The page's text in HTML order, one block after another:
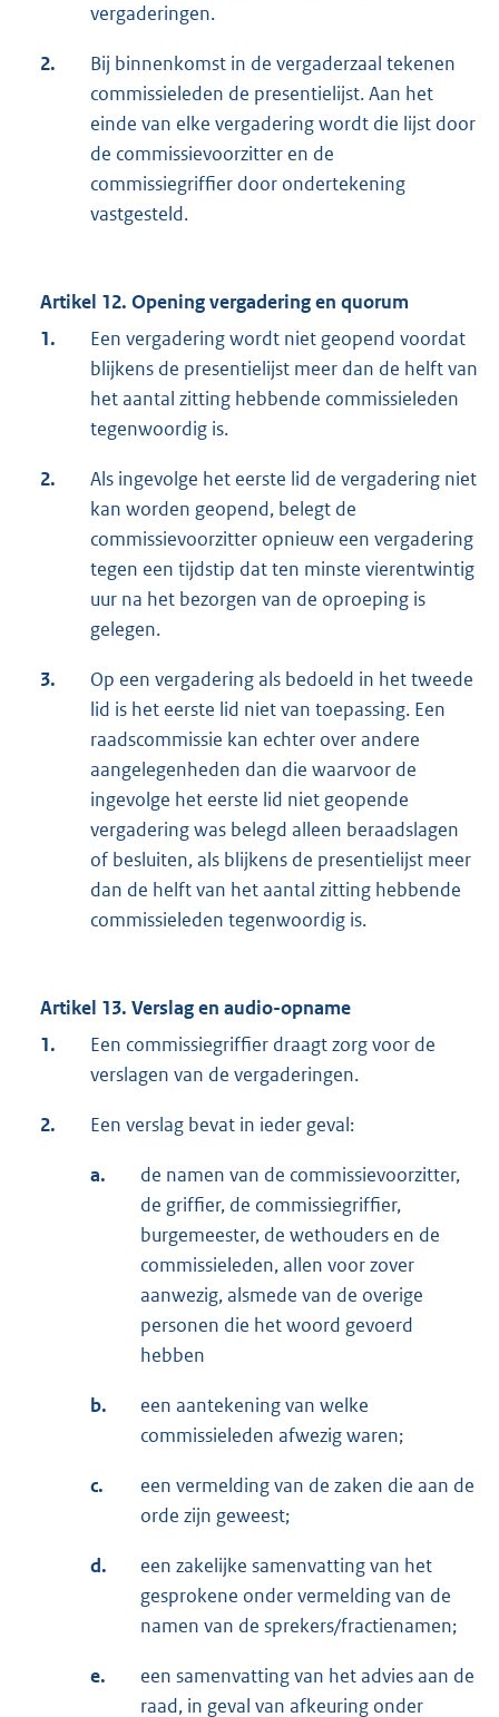
vergaderingen.
2.
Bij binnenkomst in de vergaderzaal tekenen
commissieleden de presentielijst. Aan het
einde van elke vergadering wordt die lijst door
de commissievoorzitter en de
commissiegriffier door ondertekening
vastgesteld.
Artikel 12. Opening vergadering en quorum
1.
Een vergadering wordt niet geopend voordat
blijkens de presentielijst meer dan de helft van
het aantal zitting hebbende commissieleden
tegenwoordig is.
2.
Als ingevolge het eerste lid de vergadering niet
kan worden geopend, belegt de
commissievoorzitter opnieuw een vergadering
tegen een tijdstip dat ten minste vierentwintig
uur na het bezorgen van de oproeping is
gelegen.
3.
Op een vergadering als bedoeld in het tweede
lid is het eerste lid niet van toepassing. Een
raadscommissie kan echter over andere
aangelegenheden dan die waarvoor de
ingevolge het eerste lid niet geopende
vergadering was belegd alleen beraadslagen
of besluiten, als blijkens de presentielijst meer
dan de helft van het aantal zitting hebbende
commissieleden tegenwoordig is.
Artikel 13. Verslag en audio-opname
1.
Een commissiegriffier draagt zorg voor de
verslagen van de vergaderingen.
2. Een verslag bevat in ieder geval:
a.
de namen van de commissievoorzitter,
de griffier, de commissiegriffier,
burgemeester, de wethouders en de
commissieleden, allen voor zover
aanwezig, alsmede van de overige
personen die het woord gevoerd
hebben
b.
een aantekening van welke
commissieleden afwezig waren;
c.
een vermelding van de zaken die aan de
orde zijn geweest;
d.
een zakelijke samenvatting van het
gesprokene onder vermelding van de
namen van de sprekers/fractienamen;
e.
een samenvatting van het advies aan de
raad, in geval van afkeuring onder